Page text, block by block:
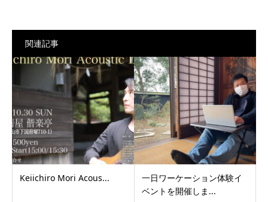
関連記事
Keiichiro Mori Acous...
一日ワーケーション体験イ
ベントを開催しま...